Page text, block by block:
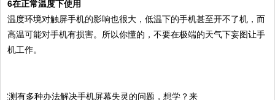
6在正常温度下使用
温度环境对触屏手机的影响也很大，低温下的手机甚至开不了机，而
高温可能对手机有损害。所以你懂的，不要在极端的天气下妄图让手
机工作。